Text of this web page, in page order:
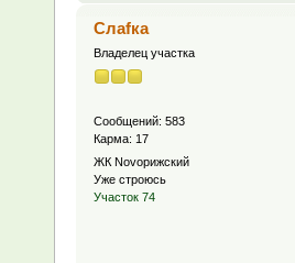
Слаfка
Владелец участка
Сообщений: 583
Карма: 17
ЖК Novoрижский
Уже строюсь
Участок 74